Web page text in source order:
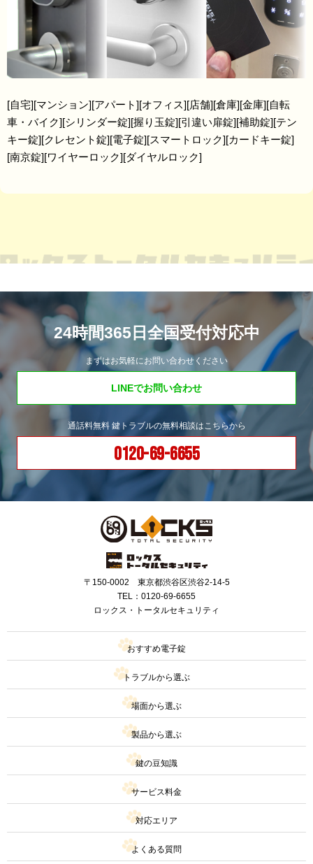
[自宅][マンション][アパート][オフィス][店舗][倉庫][金庫][自転
車・バイク][シリンダー錠][握り玉錠][引違い扉錠][補助錠][テン
キー錠][クレセント錠][電子錠][スマートロック][カードキー錠]
[南京錠][ワイヤーロック][ダイヤルロック]
24時間365日全国受付対応中
まずはお気軽にお問い合わせください
LINEでお問い合わせ
通話料無料 鍵トラブルの無料相談はこちらから
0120-69-6655
〒150-0002 東京都渋谷区渋谷2-14-5
TEL： 0120-69-6655
ロックス・トータルセキュリティ
おすすめ電子錠
トラブルから選ぶ
場面から選ぶ
製品から選ぶ
鍵の豆知識
サービス料金
対応エリア
よくある質問